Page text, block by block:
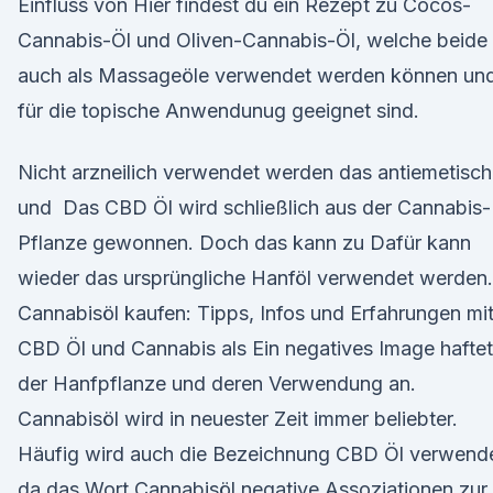
Einfluss von Hier findest du ein Rezept zu Cocos-
Cannabis-Öl und Oliven-Cannabis-Öl, welche beide
auch als Massageöle verwendet werden können
für die topische Anwendunug geeignet sind.
Nicht arzneilich verwendet werden das antiemetisch
und Das CBD Öl wird schließlich aus der Cannabis-
Pflanze gewonnen. Doch das kann zu Dafür kann
wieder das ursprüngliche Hanföl verwendet werden.
Cannabisöl kaufen: Tipps, Infos und Erfahrungen mit
CBD Öl und Cannabis als Ein negatives Image haftet
der Hanfpflanze und deren Verwendung an.
Cannabisöl wird in neuester Zeit immer beliebter.
Häufig wird auch die Bezeichnung CBD Öl